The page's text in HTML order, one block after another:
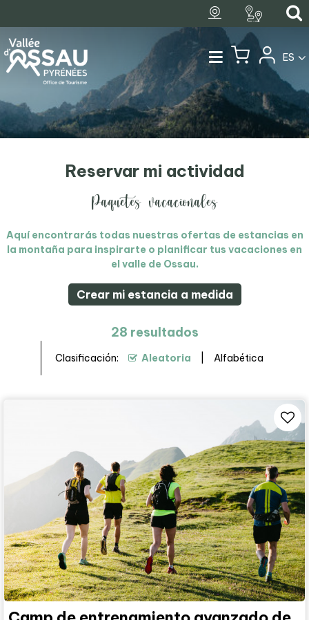
ES
Reservar mi actividad
Paquetes vacacionales
Aquí encontrarás todas nuestras ofertas de estancias en
la montaña para inspirarte o planificar tus vacaciones en
el valle de Ossau.
Crear mi estancia a medida
28 resultados
Clasificación: Aleatoria Alfabética